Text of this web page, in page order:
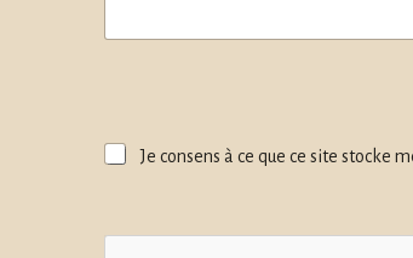
Je consens à ce que ce site stocke